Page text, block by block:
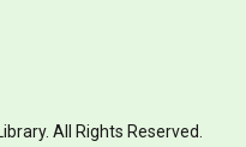
All Rights Reserved.